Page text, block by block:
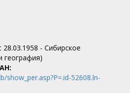
- Сибирское
география)
show_per.asp?P=.id-52608.ln-